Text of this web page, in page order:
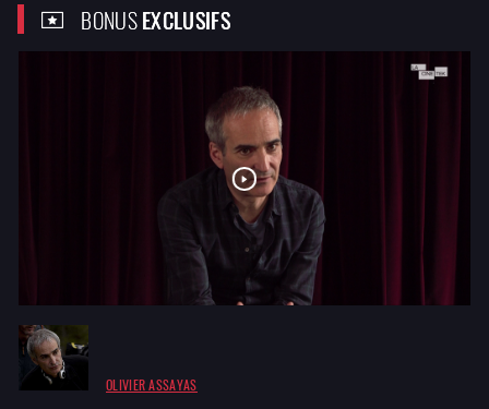
BONUSEXCLUSIFS
OLIVIER ASSAYAS